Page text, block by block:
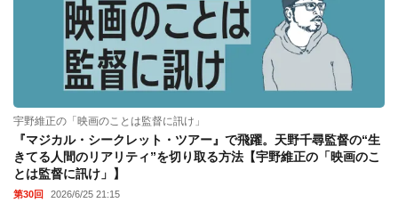
宇野維正の「映画のことは監督に訊け」
『マジカル・シークレット・ツアー』で飛躍。天野千尋監督の“生
きてる人間のリアリティ”を切り取る方法【宇野維正の「映画のこ
とは監督に訊け」】
第30回 2026/6/25 21:15